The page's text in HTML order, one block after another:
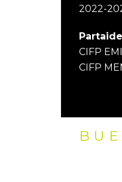
2022-
CIFP
CIFP